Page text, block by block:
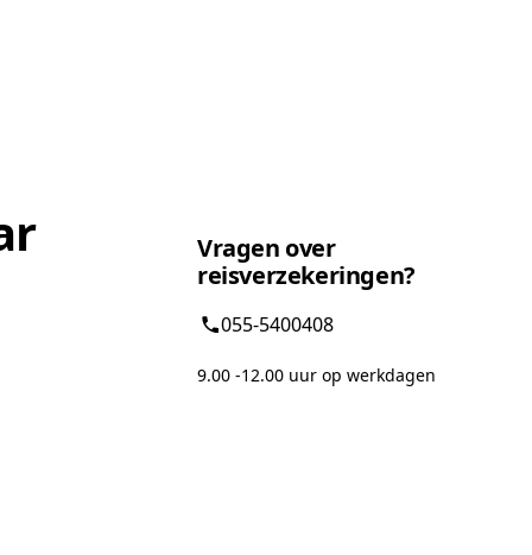
Vragen over
reisverzekeringen?
055-5400408
9.00 -12.00 uur op werkdagen